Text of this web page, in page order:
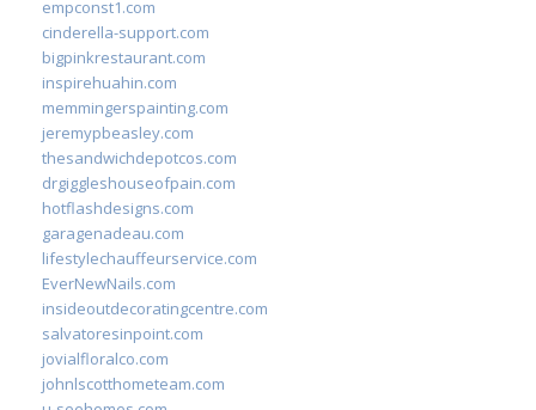
empconst1.com
cinderella-support.com
bigpinkrestaurant.com
inspirehuahin.com
memmingerspainting.com
jeremypbeasley.com
thesandwichdepotcos.com
drgiggleshouseofpain.com
hotflashdesigns.com
garagenadeau.com
lifestylechauffeurservice.com
EverNewNails.com
insideoutdecoratingcentre.com
salvatoresinpoint.com
jovialfloralco.com
johnlscotthometeam.com